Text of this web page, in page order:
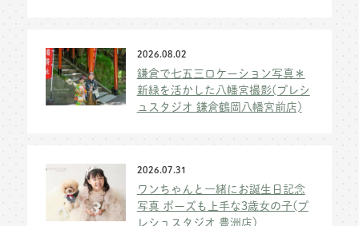
2026.08.02
鎌倉で七五三ロケーション写真＊
新緑を活かした八幡宮撮影(プレシ
ュスタジオ 鎌倉鶴岡八幡宮前店)
2026.07.31
ワンちゃんと一緒にお誕生日記念
写真 ポーズも上手な3歳女の子(プ
レシュスタジオ 豊洲店)